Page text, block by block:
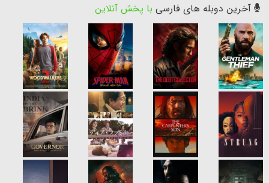
آخرین دوبله های فارسی با پخش آنلاین